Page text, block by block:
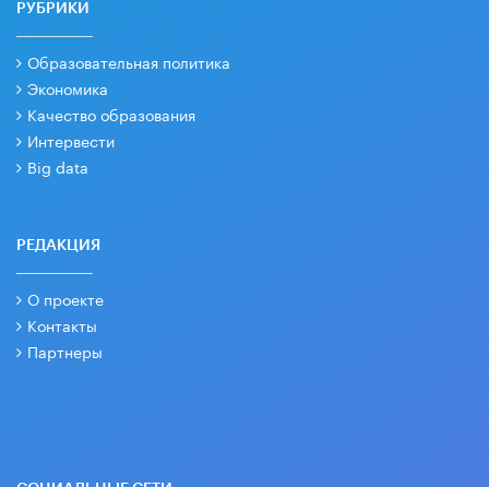
РУБРИКИ
Образовательная политика
Экономика
Качество образования
Интервести
Big data
РЕДАКЦИЯ
О проекте
Контакты
Партнеры